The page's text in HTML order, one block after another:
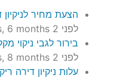
הצעת מחיר לניקיון
לפני 2 years, 6 months
בירור לגבי ניקוי
לפני 2 years, 8 months
עלות ניקיון דירה